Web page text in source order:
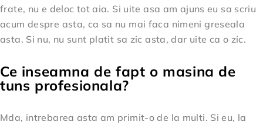
frate, nu e deloc tot aia. Si uite asa am ajuns eu sa scriu
acum despre asta, ca sa nu mai faca nimeni greseala
asta. Si nu, nu sunt platit sa zic asta, dar uite ca o zic.
Ce inseamna de fapt o masina de
tuns profesionala?
Mda, intrebarea asta am primit-o de la multi. Si eu, la